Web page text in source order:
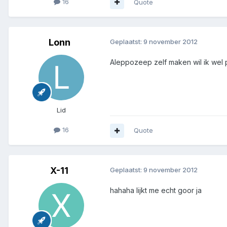
Quote
Lonn
Lid
16
Geplaatst: 9 november 2012
Aleppozeep zelf maken wil ik wel
Quote
X-11 Geplaatst: 9 november 2012
hahaha lijkt me echt goor ja